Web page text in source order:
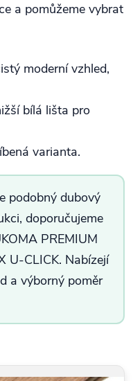
a pomůžeme vybrat
moderní vzhled,
bílá lišta pro
varianta.
podobný dubový
doporučujeme
PREMIUM
U-CLICK. Nabízejí
a výborný poměr